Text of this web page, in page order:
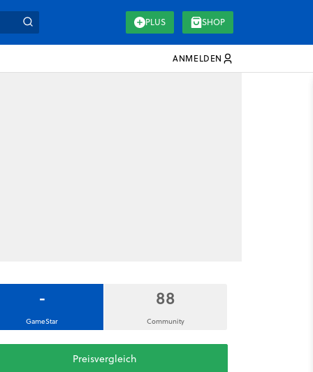
PLUS SHOP
ANMELDEN
-
GameStar
88
Community
Preisvergleich